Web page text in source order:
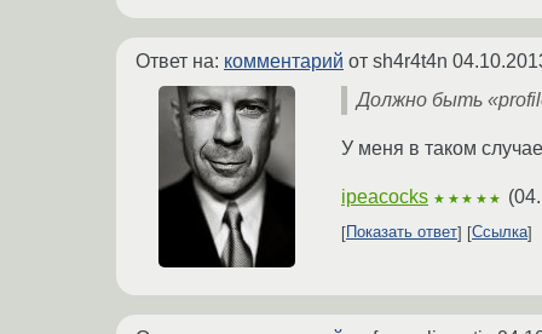
Ответ на: комментарий от sh4r4t4n
Должно быть
У меня в таком
ipeacocks ★★★★★ (
Показать ответ
Ссылка